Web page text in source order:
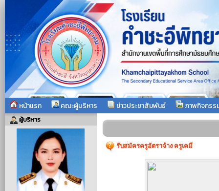
หน้าแรก คณะผู้บริหาร ข่าวประชาสัมพันธ์ ภาพกิจกรร
ผู้บริหาร
รับสมัครครูอัตราจ้าง ครูเคมี